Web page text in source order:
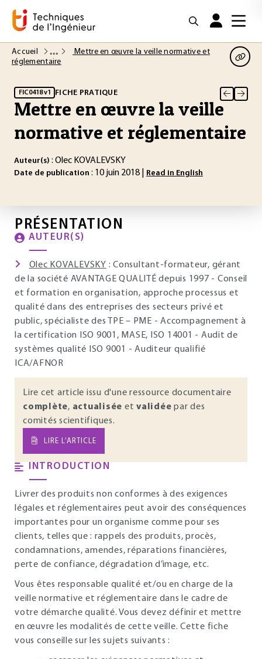
Accueil
Mettre en œuvre la veille normative et
réglementaire
FIC0418 v1 FICHE PRATIQUE
Mettre en œuvre la veille
normative et réglementaire
Auteur(s) : Olec KOVALEVSKY
Date de publication : 10 juin 2018 | Read in English
PRÉSENTATION
AUTEUR(S)
Olec KOVALEVSKY : Consultant-formateur, gérant
de la société AVANTAGE QUALITÉ depuis 1997 - Conseil
et formation en organisation, approche processus et
qualité dans des entreprises des secteurs privé et
public, spécialiste des TPE – PME - Accompagnement à
la certification ISO 9001, MASE, ISO 14001 - Audit de
systèmes qualité ISO 9001 - Auditeur qualifié
ICA/AFNOR
Lire cet article issu d'une ressource documentaire
complète, actualisée et validée par des
comités scientifiques.
LIRE L’ARTICLE
INTRODUCTION
Livrer des produits non conformes à des exigences
légales et réglementaires peut avoir des conséquences
importantes pour un organisme comme pour ses
clients, telles que : rappels des produits, procès,
condamnations, amendes, réparations financières,
perte de confiance, dégradation d’image, etc.
Vous êtes responsable qualité et/ou en charge de la
veille normative et réglementaire dans le cadre de
votre démarche qualité. Vous devez définir et mettre
en œuvre les modalités de cette veille. Cette fiche
vous conseille sur les sujets suivants :